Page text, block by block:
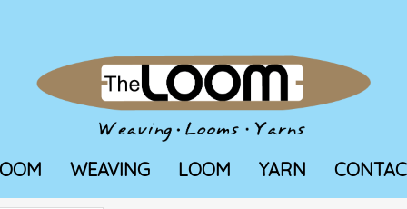
WEAVING LOOM YARN